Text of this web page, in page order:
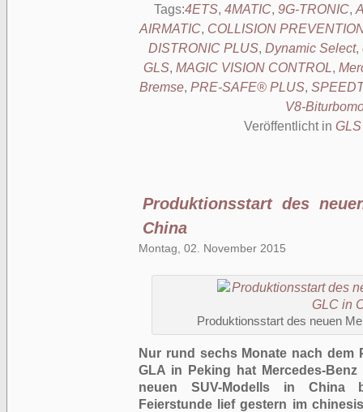
Tags:4ETS, 4MATIC, 9G-TRONIC,
AIRMATIC, COLLISION
DISTRONIC PLUS, Dynamic Select,
GLS, MAGIC VISION CONTROL,
Bremse, PRE-SAFE® PLUS,
V8-
Veröffentlicht in GLS
Produktionsstart des
China
Montag, 02. November 2015
Produktionsstart des neuen
Nur rund sechs Monate nach dem
GLA in Peking hat Mercedes-
neuen SUV-Modells in China
Feierstunde lief gestern im